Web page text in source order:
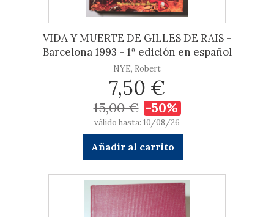
VIDA Y MUERTE DE GILLES DE RAIS -
Barcelona 1993 - 1ª edición en español
NYE, Robert
7,50 €
15,00 € -50%
válido hasta: 10/08/26
Añadir al carrito